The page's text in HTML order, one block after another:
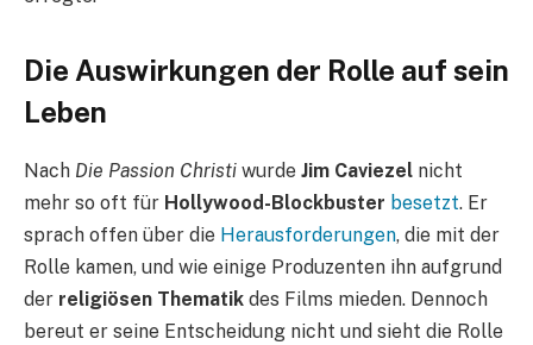
Die Auswirkungen der Rolle auf sein
Leben
Nach Die Passion Christi wurde Jim Caviezel nicht
mehr so oft für Hollywood-Blockbuster besetzt. Er
sprach offen über die Herausforderungen, die mit der
Rolle kamen, und wie einige Produzenten ihn aufgrund
der religiösen Thematik des Films mieden. Dennoch
bereut er seine Entscheidung nicht und sieht die Rolle